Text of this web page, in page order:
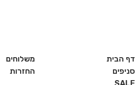
דף הבית
סניפים
משלוחים
החזרות